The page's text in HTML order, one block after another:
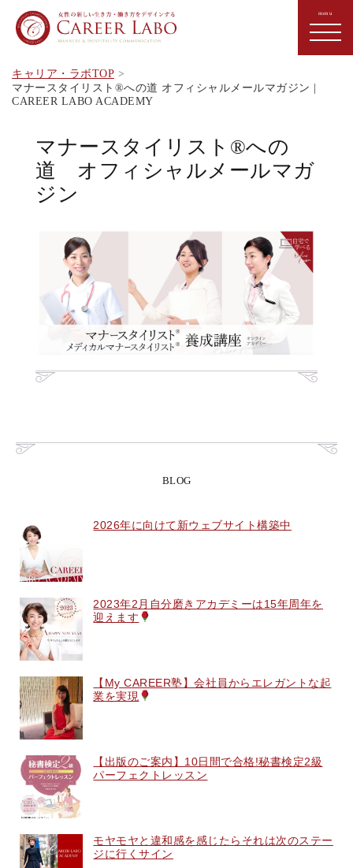
キャリア・ラボTOP
マナースタイリスト®︎への道 オフィシャルメールマガジン |
CAREER LABO ACADEMY
マナースタイリスト®︎への
道 オフィシャルメールマガ
ジン
BLOG
2026年に向けて新ウェブサイト構築中
2023年2月自分磨きアカデミーは15年周年を
迎えます
【My CAREER塾】会社員からエレガントな起
業を実現
【出版のご案内】10日間で合格!秘書検定2級
パーフェクトレッスン
モヤモヤと違和感を感じたらそれは次のステー
ジに行くサイン